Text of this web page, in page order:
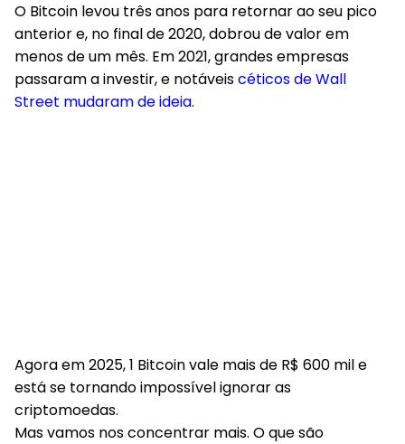
O Bitcoin levou três anos para retornar ao seu pico
anterior e, no final de 2020, dobrou de valor em
menos de um mês. Em 2021, grandes empresas
passaram a investir, e notáveiscéticos de Wall
Street mudaram de ideia.
Agora em 2025, 1 Bitcoin vale mais de R$ 600 mil e
está se tornando impossível ignorar as
criptomoedas.
Mas vamos nos concentrar mais. O que são